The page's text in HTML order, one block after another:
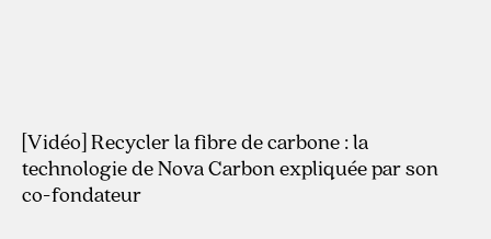
29.7.2026
[Vidéo] Recycler la fibre de carbone : la
technologie de Nova Carbon expliquée par son
co-fondateur